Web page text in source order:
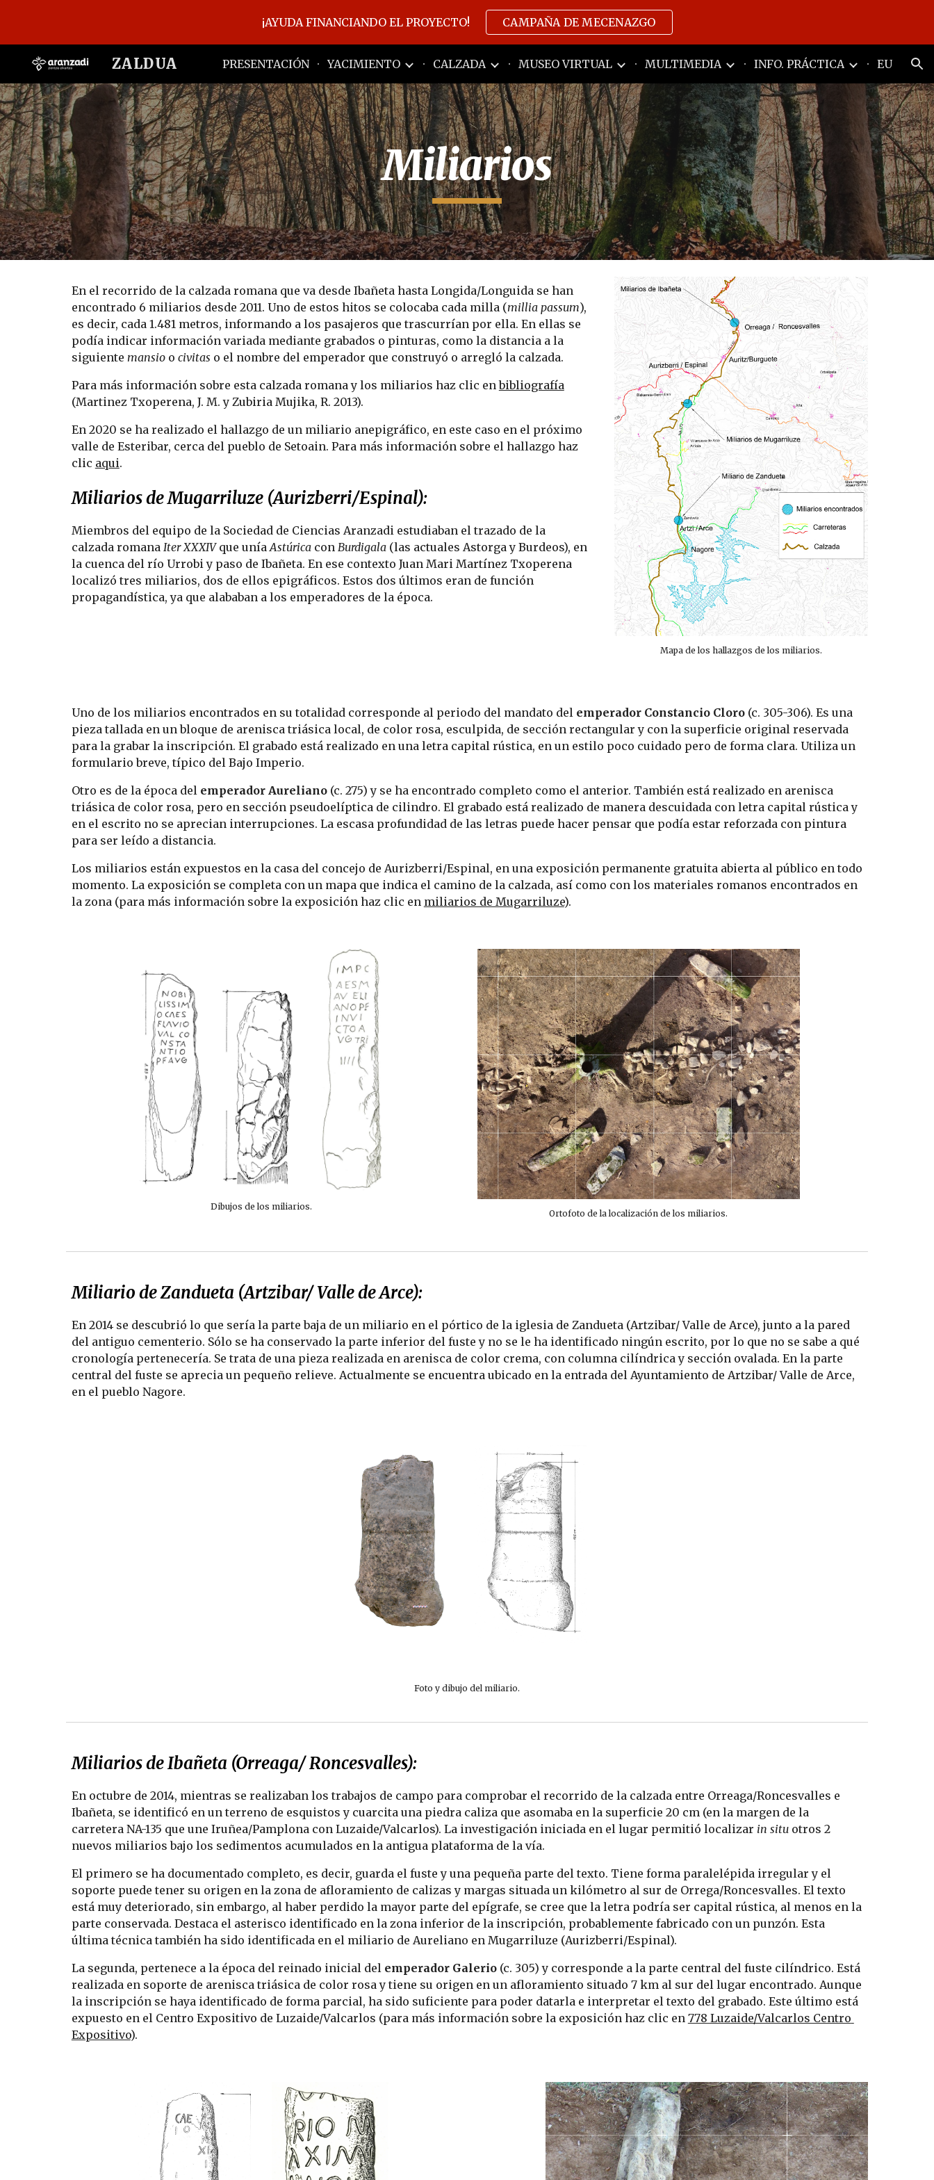
Skip to main content Skip to navigation
¡AYUDA FINANCIANDO EL PROYECTO! CAMPAÑA DE MECENAZGO
ZALDUA PRESENTACIÓN YACIMIENTO CALZADA MUSEO VIRTUAL MULTIMEDIA INFO. PRÁCTICA EU
Miliarios
En el recorrido de la calzada romana que va desde Ibañeta hasta Longida/Longuida se han
encontrado 6 miliarios desde 2011. Uno de estos hitos se colocaba cada milla (millia passum),
es decir, cada 1.481 metros, informando a los pasajeros que trascurrían por ella. En ellas se
podía indicar información variada mediante grabados o pinturas, como la distancia a la
siguiente mansio o civitas o el nombre del emperador que construyó o arregló la calzada.
Para más información sobre esta calzada romana y los miliarios haz clic en bibliografía
(Martinez Txoperena, J. M. y Zubiria Mujika, R. 2013).
En 2020 se ha realizado el hallazgo de un miliario anepigráfico, en este caso en el próximo
valle de Esteribar, cerca del pueblo de Setoain. Para más información sobre el hallazgo haz
clic aqui.
Miliarios de Mugarriluze (Aurizberri/Espinal):
Miembros del equipo de la Sociedad de Ciencias Aranzadi estudiaban el trazado de la
calzada romana Iter XXXIV que unía Astúrica con Burdigala (las actuales Astorga y Burdeos), en
la cuenca del río Urrobi y paso de Ibañeta. En ese contexto Juan Mari Martínez Txoperena
localizó tres miliarios, dos de ellos epigráficos. Estos dos últimos eran de función
propagandística, ya que alababan a los emperadores de la época.
Mapa de los hallazgos de los miliarios.
Uno de los miliarios encontrados en su totalidad corresponde al periodo del mandato del emperador Constancio Cloro (c. 305-306). Es una
pieza tallada en un bloque de arenisca triásica local, de color rosa, esculpida, de sección rectangular y con la superficie original reservada
para la grabar la inscripción. El grabado está realizado en una letra capital rústica, en un estilo poco cuidado pero de forma clara. Utiliza un
formulario breve, típico del Bajo Imperio.
Otro es de la época del emperador Aureliano (c. 275) y se ha encontrado completo como el anterior. También está realizado en arenisca
triásica de color rosa, pero en sección pseudoelíptica de cilindro. El grabado está realizado de manera descuidada con letra capital rústica y
en el escrito no se aprecian interrupciones. La escasa profundidad de las letras puede hacer pensar que podía estar reforzada con pintura
para ser leído a distancia.
Los miliarios están expuestos en la casa del concejo de Aurizberri/Espinal, en una exposición permanente gratuita abierta al público en todo
momento. La exposición se completa con un mapa que indica el camino de la calzada, así como con los materiales romanos encontrados en
la zona (para más información sobre la exposición haz clic en miliarios de Mugarriluze).
Dibujos de los miliarios.
Ortofoto de la localización de los miliarios.
Miliario de Zandueta (Artzibar/ Valle de Arce):
En 2014 se descubrió lo que sería la parte baja de un miliario en el pórtico de la iglesia de Zandueta (Artzibar/ Valle de Arce), junto a la pared
del antiguo cementerio. Sólo se ha conservado la parte inferior del fuste y no se le ha identificado ningún escrito, por lo que no se sabe a qué
cronología pertenecería. Se trata de una pieza realizada en arenisca de color crema, con columna cilíndrica y sección ovalada. En la parte
central del fuste se aprecia un pequeño relieve. Actualmente se encuentra ubicado en la entrada del Ayuntamiento de Artzibar/ Valle de Arce,
en el pueblo Nagore.
Foto y dibujo del miliario.
Miliarios de Ibañeta (Orreaga/ Roncesvalles):
En octubre de 2014, mientras se realizaban los trabajos de campo para comprobar el recorrido de la calzada entre Orreaga/Roncesvalles e
Ibañeta, se identificó en un terreno de esquistos y cuarcita una piedra caliza que asomaba en la superficie 20 cm (en la margen de la
carretera NA-135 que une Iruñea/Pamplona con Luzaide/Valcarlos). La investigación iniciada en el lugar permitió localizar in situ otros 2
nuevos miliarios bajo los sedimentos acumulados en la antigua plataforma de la vía.
El primero se ha documentado completo, es decir, guarda el fuste y una pequeña parte del texto. Tiene forma paralelépida irregular y el
soporte puede tener su origen en la zona de afloramiento de calizas y margas situada un kilómetro al sur de Orrega/Roncesvalles. El texto
está muy deteriorado, sin embargo, al haber perdido la mayor parte del epígrafe, se cree que la letra podría ser capital rústica, al menos en la
parte conservada. Destaca el asterisco identificado en la zona inferior de la inscripción, probablemente fabricado con un punzón. Esta
última técnica también ha sido identificada en el miliario de Aureliano en Mugarriluze (Aurizberri/Espinal).
La segunda, pertenece a la época del reinado inicial del emperador Galerio (c. 305) y corresponde a la parte central del fuste cilíndrico. Está
realizada en soporte de arenisca triásica de color rosa y tiene su origen en un afloramiento situado 7 km al sur del lugar encontrado. Aunque
la inscripción se haya identificado de forma parcial, ha sido suficiente para poder datarla e interpretar el texto del grabado. Este último está
expuesto en el Centro Expositivo de Luzaide/Valcarlos (para más información sobre la exposición haz clic en 778 Luzaide/Valcarlos Centro
Expositivo).